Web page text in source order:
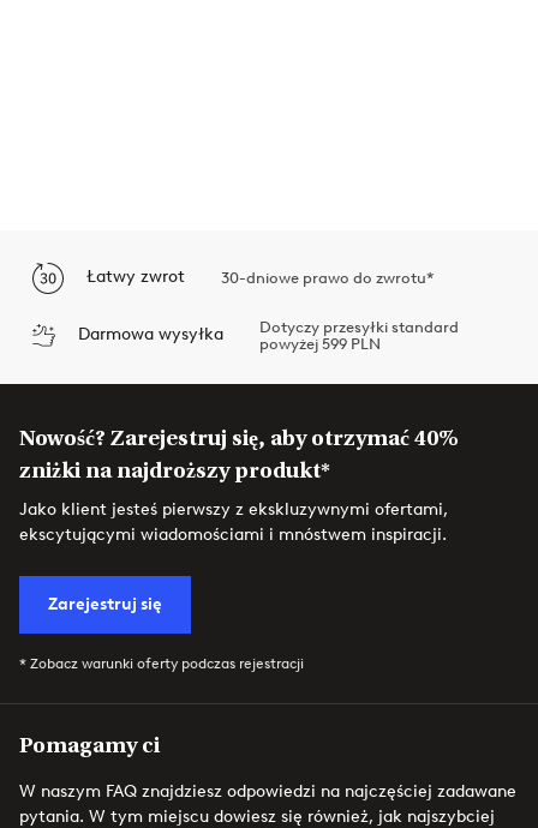
Łatwy zwrot 30-dniowe prawo do zwrotu*
Darmowa wysyłka
Dotyczy przesyłki standard
powyżej 599 PLN
Nowość? Zarejestruj się, aby otrzymać 40%
zniżki na najdroższy produkt*
Jako klient jesteś pierwszy z ekskluzywnymi ofertami,
ekscytującymi wiadomościami i mnóstwem inspiracji.
Zarejestruj się
* Zobacz warunki oferty podczas rejestracji
Pomagamy ci
W naszym FAQ znajdziesz odpowiedzi na najczęściej zadawane
pytania. W tym miejscu dowiesz się również, jak najszybciej